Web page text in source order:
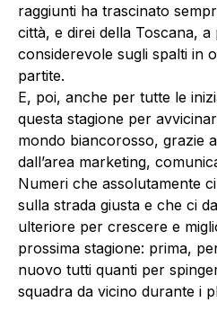
raggiunti ha trascinato
città, e direi della Toscana,
considerevole sugli spalti in
partite.
E, poi, anche per tutte le
questa stagione per
mondo biancorosso, grazie
dall’area marketing,
Numeri che assolutamente
sulla strada giusta e che ci
ulteriore per crescere e
prossima stagione: prima,
nuovo tutti quanti per
squadra da vicino durante i